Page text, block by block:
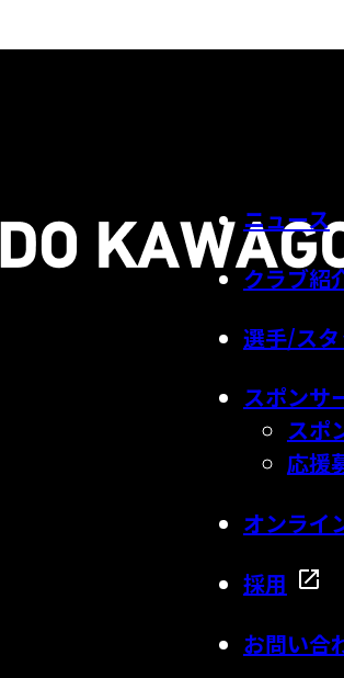
ニュース
クラブ紹
選手/スタ
スポンサ
スポ
応援
オンライ
採用
お問い合